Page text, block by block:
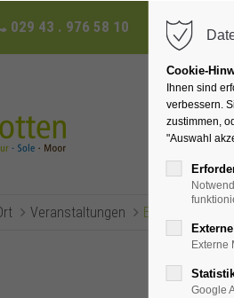
029 43 . 976 58 10
Ihr
Veranstaltungen Eventsreader
Cookie-
Ihnen sind
verbessern.
zustimmen,
"Auswahl
Externe
Google